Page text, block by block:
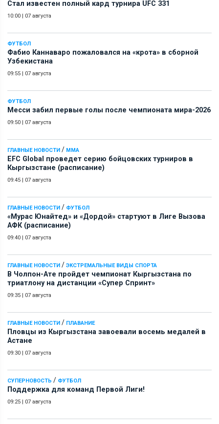
Стал известен полный кард турнира UFC 331
10:00 | 07 августа
ФУТБОЛ
Фабио Каннаваро пожаловался на «крота» в сборной
Узбекистана
09:55 | 07 августа
ФУТБОЛ
Месси забил первые голы после чемпионата мира-2026
09:50 | 07 августа
ГЛАВНЫЕ НОВОСТИ / ММА
EFC Global проведет серию бойцовских турниров в
Кыргызстане (расписание)
09:45 | 07 августа
ГЛАВНЫЕ НОВОСТИ / ФУТБОЛ
«Мурас Юнайтед» и «Дордой» стартуют в Лиге Вызова
АФК (расписание)
09:40 | 07 августа
ГЛАВНЫЕ НОВОСТИ / ЭКСТРЕМАЛЬНЫЕ ВИДЫ СПОРТА
В Чолпон-Ате пройдет чемпионат Кыргызстана по
триатлону на дистанции «Супер Спринт»
09:35 | 07 августа
ГЛАВНЫЕ НОВОСТИ / ПЛАВАНИЕ
Пловцы из Кыргызстана завоевали восемь медалей в
Астане
09:30 | 07 августа
СУПЕРНОВОСТЬ / ФУТБОЛ
Поддержка для команд Первой Лиги!
09:25 | 07 августа